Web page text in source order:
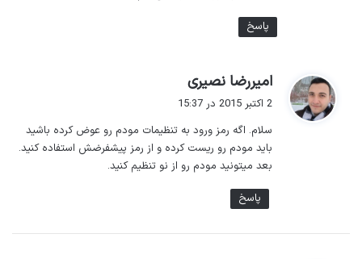
پاسخ
امیررضا نصیری
ف
:
2 اکتبر 2015 در 15:37
سلام. اگه رمز ورود به تنظیمات مودم رو عوض کرده باشید
باید مودم رو ریست کرده و از رمز پیشفرضش استفاده کنید.
بعد میتونید مودم رو از نو تنظیم کنید.
پاسخ